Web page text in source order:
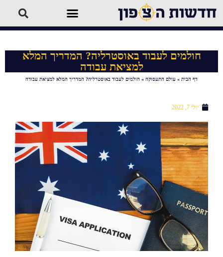
חולמים לעבוד באוסטרליה? המדריך המלא
למציאת עבודה
דף הבית » עולם התעסוקה » חולמים לעבוד באוסטרליה? המדריך המלא למציאת עבודה
יולי 7, 2022